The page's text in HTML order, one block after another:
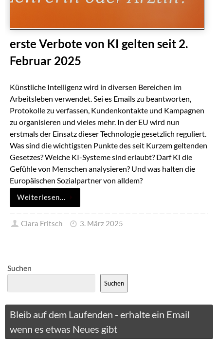
erste Verbote von KI gelten seit 2.
Februar 2025
Künstliche Intelligenz wird in diversen Bereichen im
Arbeitsleben verwendet. Sei es Emails zu beantworten,
Protokolle zu verfassen, Kundenkontakte und Kampagnen
zu organisieren und vieles mehr. In der EU wird nun
erstmals der Einsatz dieser Technologie gesetzlich reguliert.
Was sind die wichtigsten Punkte des seit Kurzem geltenden
Gesetzes? Welche KI-Systeme sind erlaubt? Darf KI die
Gefühle von Menschen analysieren? Und was halten die
Europäischen Sozialpartner von alldem?
Weiterlesen…
Clara Fritsch 3. März 2025
Suchen
Suchen
Bleib auf dem Laufenden - erhalte ein Email
wenn es etwas Neues gibt